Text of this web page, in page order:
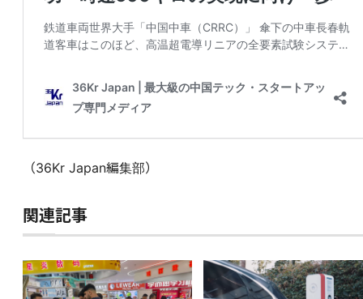
（36Kr Japan編集部）
関連記事